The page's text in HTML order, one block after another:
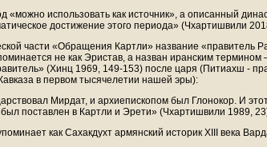
«можно использовать как источник», а описанный
достижение этого периода» (Чхартишвили
части «Обращения Картли» название «правитель
не как Эристав, а назван иранским
(Хинц 1969, 149-153) после царя (Питиахш -
в первом тысячелетии нашей эры):
Мирдат, и архиепископом был Глонокор. И
поставлен в Картли и Эрети» (Чхартишвили 1989,
как Сахакдухт армянский историк XIII века